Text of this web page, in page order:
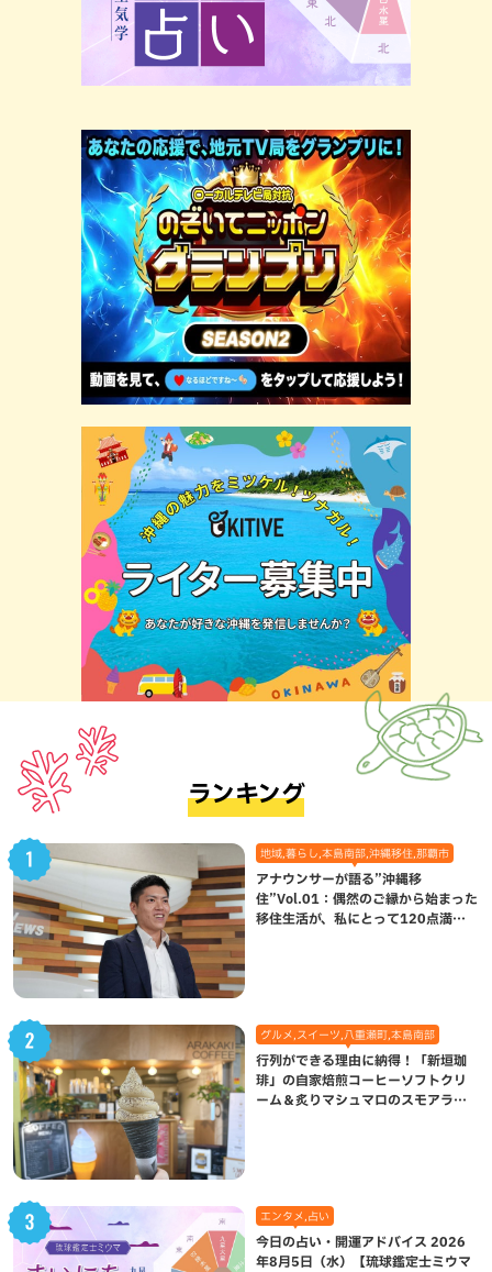
ランキング
地域,暮らし,本島南部,沖縄移住,那覇市
アナウンサーが語る”沖縄移
住”Vol.01：偶然のご縁から始まった
移住生活が、私にとって120点満点
グルメ,スイーツ,八重瀬町,本島南部
行列ができる理由に納得！「新垣珈
琲」の自家焙煎コーヒーソフトクリ
ーム＆炙りマシュマロのスモアラテ
エンタメ,占い
今日の占い・開運アドバイス 2026
年8月5日（水）【琉球鑑定士ミウマ